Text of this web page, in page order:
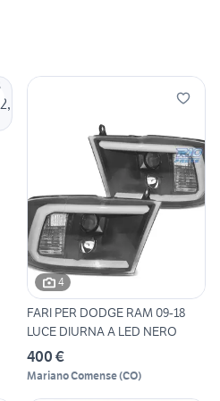
4
FARI PER DODGE RAM 09-18
LUCE DIURNA A LED NERO
400 €
Mariano Comense(CO)